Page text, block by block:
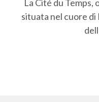
La Cité du Temps,
situata nel cuore di